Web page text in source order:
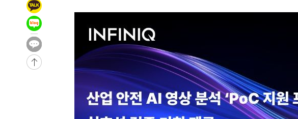
-2747초 전 >
외신들도 주목한 韓축구 파문…"국민적 공분에 수사 재개"
-2718초 전 >
11시간 압수수색에 성접대 파문까지…'쑥대밭' 된 축구협회
-1740초 전 >
[속보]규제합리화위원회 부위원장에 김태유 서울대 공대 교수…이병
태 후임
-31812초 전 >
이강인, 폭염 속 AT마드리드 첫 훈련…80명 식사 대접까지(종합)
-28951초 전 >
미 사업체 일자리, 7월에 2.3만개 순감하고 그 전 2개월 10.3만개
[속보] 미 사업체, 일자리 7월에 2.3만 개 줄어…실업률은 4.1%로
[속보]이 대통령 "부동산 공급 기존 사고방식 매달리지 말고 과감히
이란, "오만과 '중앙 단일 루트' 합의…북쪽 인바운드·남쪽 아웃바